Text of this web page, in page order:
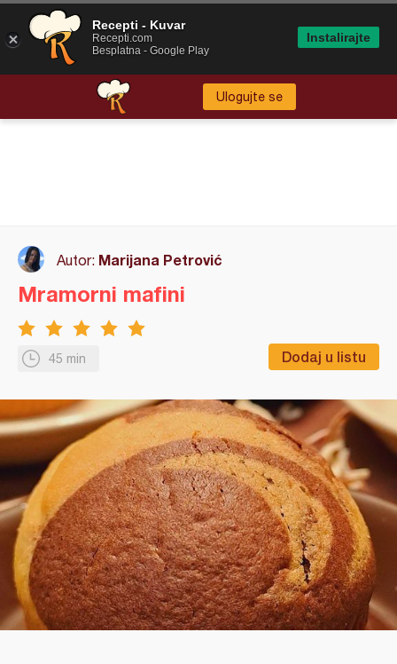
Ulogujte se
Autor: Marijana Petrović
45 min Dodaj u listu
Mramorni mafini
Recepti - Kuvar
Recepti.com
Besplatna - Google Play
Instalirajte